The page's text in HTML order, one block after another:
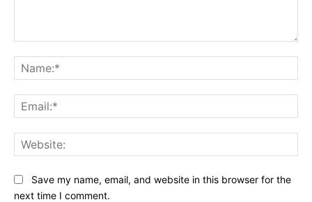
Save my name, email, and website in this browser for the
next time I comment.